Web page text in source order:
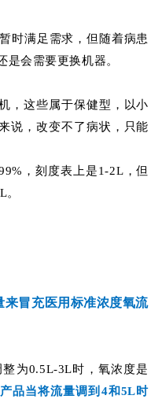
时满足需求，但随着病患
会需要更换机器。
，这些属于保健型，以小
说，改变不了病状，只能
，刻度表上是1-2L，但
冒充医用标准浓度氧流
为0.5L-3L时，氧浓度是
品当将流量调到4和5L时